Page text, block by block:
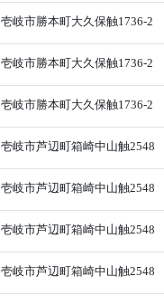
壱岐市勝本町大久保触1736-2
壱岐市勝本町大久保触1736-2
壱岐市勝本町大久保触1736-2
壱岐市芦辺町箱崎中山触2548
壱岐市芦辺町箱崎中山触2548
壱岐市芦辺町箱崎中山触2548
壱岐市芦辺町箱崎中山触2548